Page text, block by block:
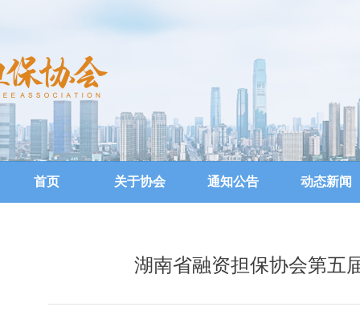
首页 关于协会 通知公告 动态新闻
湖南省融资担保协会第五